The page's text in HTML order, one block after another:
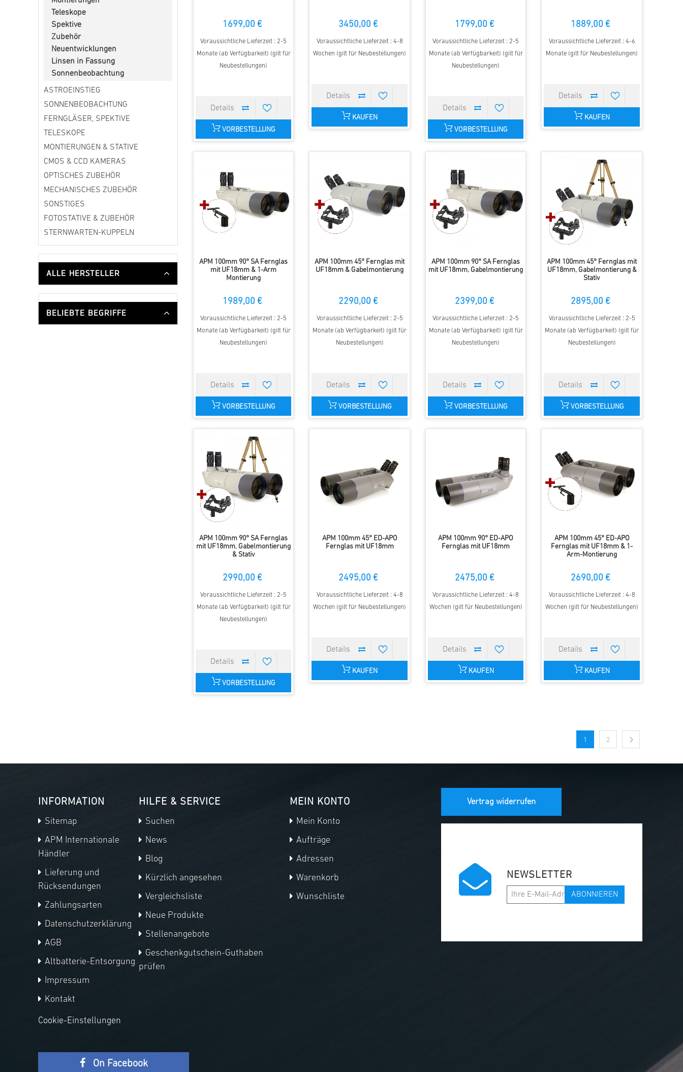
Teleskope
Spektive
Zubehör
Neuentwicklungen
Linsen in Fassung
Sonnenbeobachtung
ASTROEINSTIEG
SONNENBEOBACHTUNG
FERNGLÄSER, SPEKTIVE
TELESKOPE
MONTIERUNGEN & STATIVE
CMOS & CCD KAMERAS
OPTISCHES ZUBEHÖR
MECHANISCHES ZUBEHÖR
SONSTIGES
FOTOSTATIVE & ZUBEHÖR
STERNWARTEN-KUPPELN
ALLE HERSTELLER
BELIEBTE BEGRIFFE
1699,00 €
Voraussichtliche Lieferzeit : 2-5
Monate (ab Verfügbarkeit) (gilt für
Neubestellungen)
VORBESTELLUNG
3450,00 €
Voraussichtliche Lieferzeit : 4-8
Wochen (gilt für Neubestellungen)
KAUFEN
1799,00 €
Voraussichtliche Lieferzeit : 2-5
Monate (ab Verfügbarkeit) (gilt für
Neubestellungen)
VORBESTELLUNG
1889,00 €
Voraussichtliche Lieferzeit : 4-6
Monate (gilt für Neubestellungen)
KAUFEN
APM 100mm 90° SA Fernglas
mit UF18mm & 1-Arm
Montierung
1989,00 €
Voraussichtliche Lieferzeit : 2-5
Monate (ab Verfügbarkeit) (gilt für
Neubestellungen)
VORBESTELLUNG
APM 100mm 45° Fernglas mit
UF18mm & Gabelmontierung
2290,00 €
Voraussichtliche Lieferzeit : 2-5
Monate (ab Verfügbarkeit) (gilt für
Neubestellungen)
VORBESTELLUNG
APM 100mm 90° SA Fernglas
mit UF18mm, Gabelmontierung
2399,00 €
Voraussichtliche Lieferzeit : 2-5
Monate (ab Verfügbarkeit) (gilt für
Neubestellungen)
VORBESTELLUNG
APM 100mm 45° Fernglas mit
UF18mm, Gabelmontierung &
Stativ
2895,00 €
Voraussichtliche Lieferzeit : 2-5
Monate (ab Verfügbarkeit) (gilt für
Neubestellungen)
VORBESTELLUNG
APM 100mm 90° SA Fernglas
mit UF18mm, Gabelmontierung
& Stativ
2990,00 €
Voraussichtliche Lieferzeit : 2-5
Monate (ab Verfügbarkeit) (gilt für
Neubestellungen)
VORBESTELLUNG
APM 100mm 45° ED-APO
Fernglas mit UF18mm
2495,00 €
Voraussichtliche Lieferzeit : 4-8
Wochen (gilt für Neubestellungen)
KAUFEN
APM 100mm 90° ED-APO
Fernglas mit UF18mm
2475,00 €
Voraussichtliche Lieferzeit : 4-8
Wochen (gilt für Neubestellungen)
KAUFEN
APM 100mm 45° ED-APO
Fernglas mit UF18mm & 1-
Arm-Montierung
2690,00 €
Voraussichtliche Lieferzeit : 4-8
Wochen (gilt für Neubestellungen)
KAUFEN
1 2
INFORMATION
Sitemap
APM Internationale
Händler
Lieferung und
Rücksendungen
Zahlungsarten
Datenschutzerklärung
AGB
Altbatterie-Entsorgung
Impressum
Kontakt
HILFE & SERVICE
Suchen
News
Blog
Kürzlich angesehen
Vergleichsliste
Neue Produkte
Stellenangebote
Geschenkgutschein-Guthaben
prüfen
MEIN KONTO
Mein Konto
Aufträge
Adressen
Warenkorb
Wunschliste
Vertrag widerrufen
NEWSLETTER
ABONNIEREN
Cookie-Einstellungen
On Facebook